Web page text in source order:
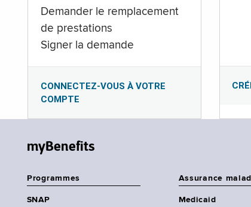
Demander le remplacement
de prestations
Signer la demande
CONNECTEZ-VOUS À VOTRE
COMPTE
myBenefits
Programmes
SNAP
Assurance
Medicaid